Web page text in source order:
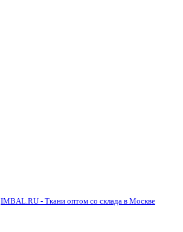
IMBAL.RU - Ткани оптом со склада в Москве